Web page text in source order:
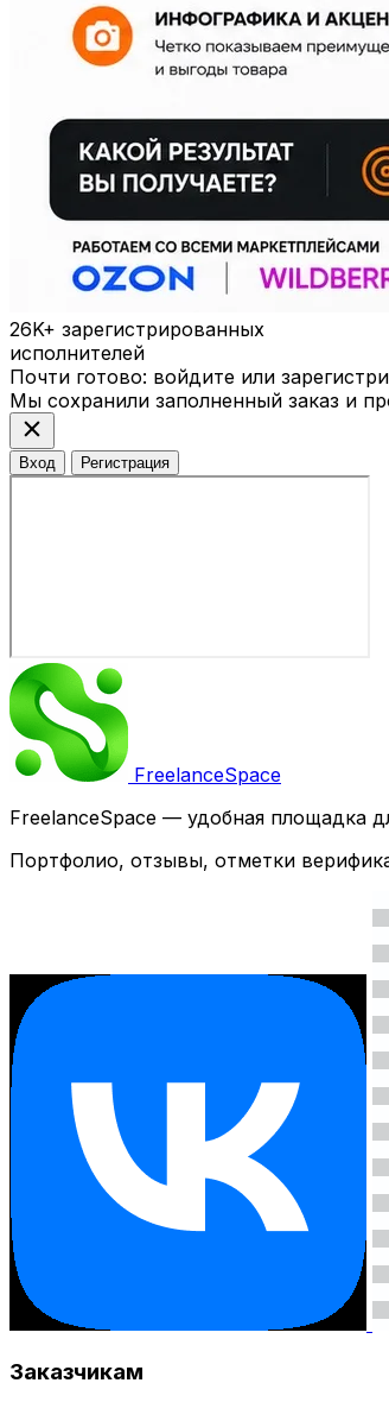
26K+ зарегистрированных
исполнителей
Почти готово: войдите или
Мы сохранили заполненный заказ и
close
Вход Регистрация
FreelanceSpace
FreelanceSpace — удобная площадка
Портфолио, отзывы, отметки
Заказчикам